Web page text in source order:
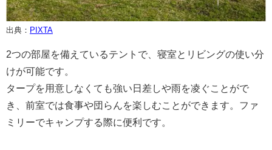
出典： PIXTA
2つの部屋を備えているテントで、寝室とリビングの使い分
けが可能です。
タープを用意しなくても強い日差しや雨を凌ぐことがで
き、前室では食事や団らんを楽しむことができます。ファ
ミリーでキャンプする際に便利です。